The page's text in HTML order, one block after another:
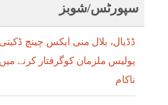
سپورٹس/شوبز
ڈڈیال، بلال منی ایکس چینچ
پولیس ملزمان کوگرفتار کرنے میں
ناکام